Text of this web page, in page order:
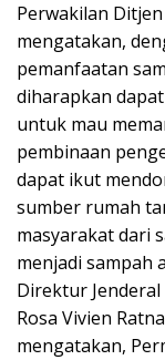
Perwakilan Ditjen
mengatakan,
pemanfaatan
diharapkan
untuk mau
pembinaan
dapat ikut
sumber rumah
masyarakat dari
menjadi sampah
Direktur Jenderal
Rosa Vivien
mengatakan,